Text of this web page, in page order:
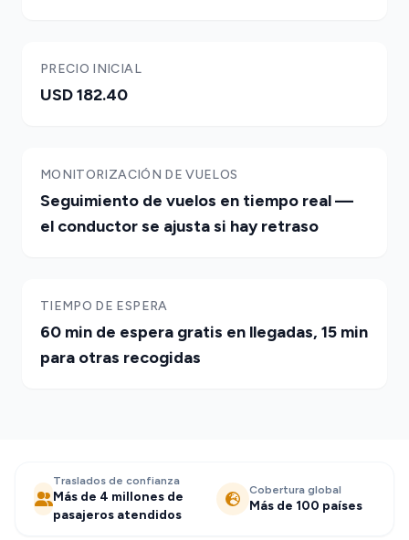
PRECIO INICIAL
USD 182.40
MONITORIZACIÓN DE VUELOS
Seguimiento de vuelos en tiempo real —
el conductor se ajusta si hay retraso
TIEMPO DE ESPERA
60 min de espera gratis en llegadas, 15 min
para otras recogidas
Traslados de confianza
Más de 4 millones de
pasajeros atendidos
Cobertura global
Más de 100 países